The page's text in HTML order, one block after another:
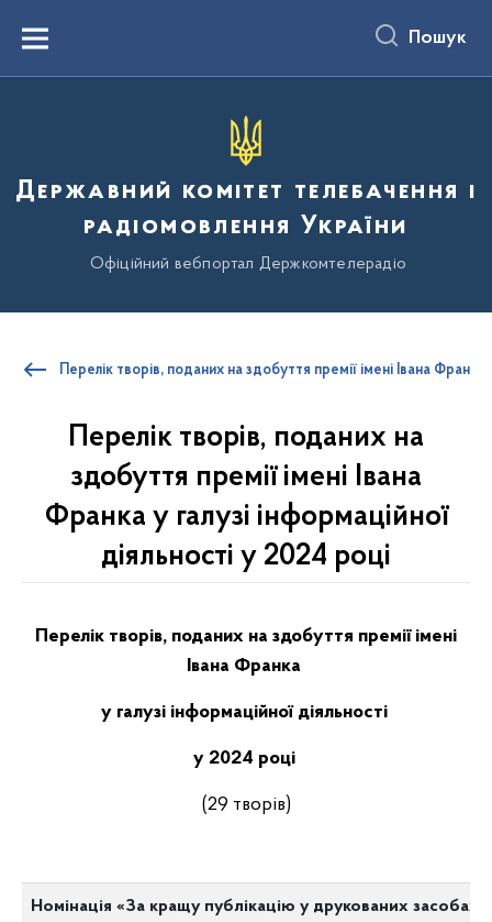
вмістуMenu Пошук
Державний комітет телебачення і
радіомовлення України
Офіційний вебпортал Держкомтелерадіо
Перелік творів, поданих на здобуття премії імені Івана Франка
Перелік творів, поданих на
здобуття премії імені Івана
Франка у галузі інформаційної
діяльності у 2024 році
Перелік творів, поданих на здобуття премії імені
Івана Франка
у галузі інформаційної діяльності
у 2024 році
(29 творів)
Номінація «За кращу публікацію у друкованих засобах